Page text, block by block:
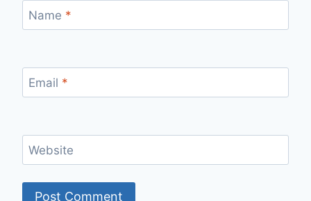
Name *
Email *
Website